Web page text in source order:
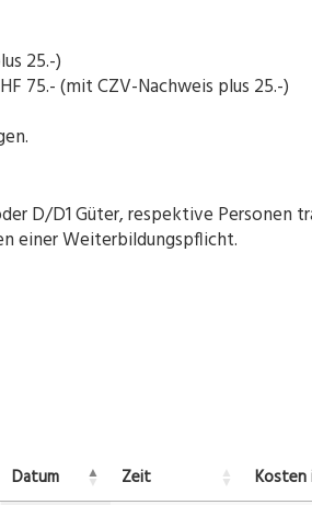
25.-)
75.- (mit CZV-Nachweis plus 25.-)
D/D1 Güter, respektive Personen
einer Weiterbildungspflicht.
Datum Zeit Kosten